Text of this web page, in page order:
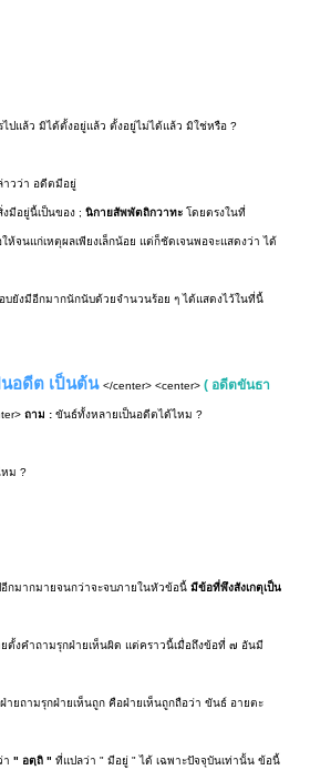
ปแล้ว มิได้ตั้งอยู่แล้ว ตั้งอยู่ไม่ได้แล้ว มิใช่หรือ ?
าวว่า อดีตมีอยู่
มีอยู่นี้เป็นของ ; นิกายสัพพัตถิกวาทะโดยตรงในที่
ห้จนแก่เหตุผลเพียงเล็กน้อย แต่ก็ชัดเจนพอจะแสดงว่า ได้
บยังมีอีกมากนักนับด้วยจำนวนร้อย ๆ ได้แสดงไว้ในที่นี้
นอดีต เป็นต้น </center> <center>( อดีตขันธา
ถาม :ขันธ์ทั้งหลายเป็นอดีตได้ไหม ?
หม ?
กมากมายจนกว่าจะจบภายในหัวข้อนี้มีข้อที่พึงสังเกตุเป็น
ตั้งคำถามรุกฝ่ายเห็นผิด แต่คราวนี้เมื่อถึงข้อที่ ๗ อันมี
ายถามรุกฝ่ายเห็นถูก คือฝ่ายเห็นถูกถือว่า ขันธ์ อายตะ
า" อตฺถิ "ที่แปลว่า " มีอยู่ " ได้ เฉพาะปัจจุบันเท่านั้น ข้อนี้